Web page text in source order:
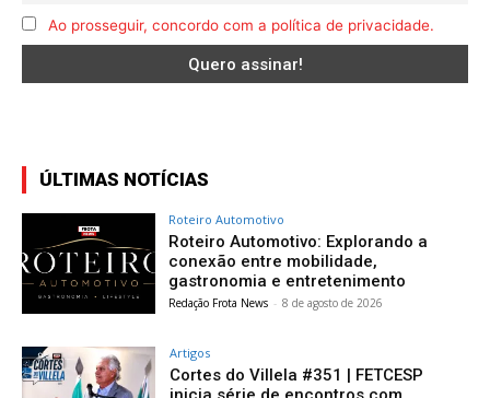
Ao prosseguir, concordo com a política de privacidade.
ÚLTIMAS NOTÍCIAS
Roteiro Automotivo
Roteiro Automotivo: Explorando a
conexão entre mobilidade,
gastronomia e entretenimento
Redação Frota News - 8 de agosto de 2026
Artigos
Cortes do Villela #351 | FETCESP